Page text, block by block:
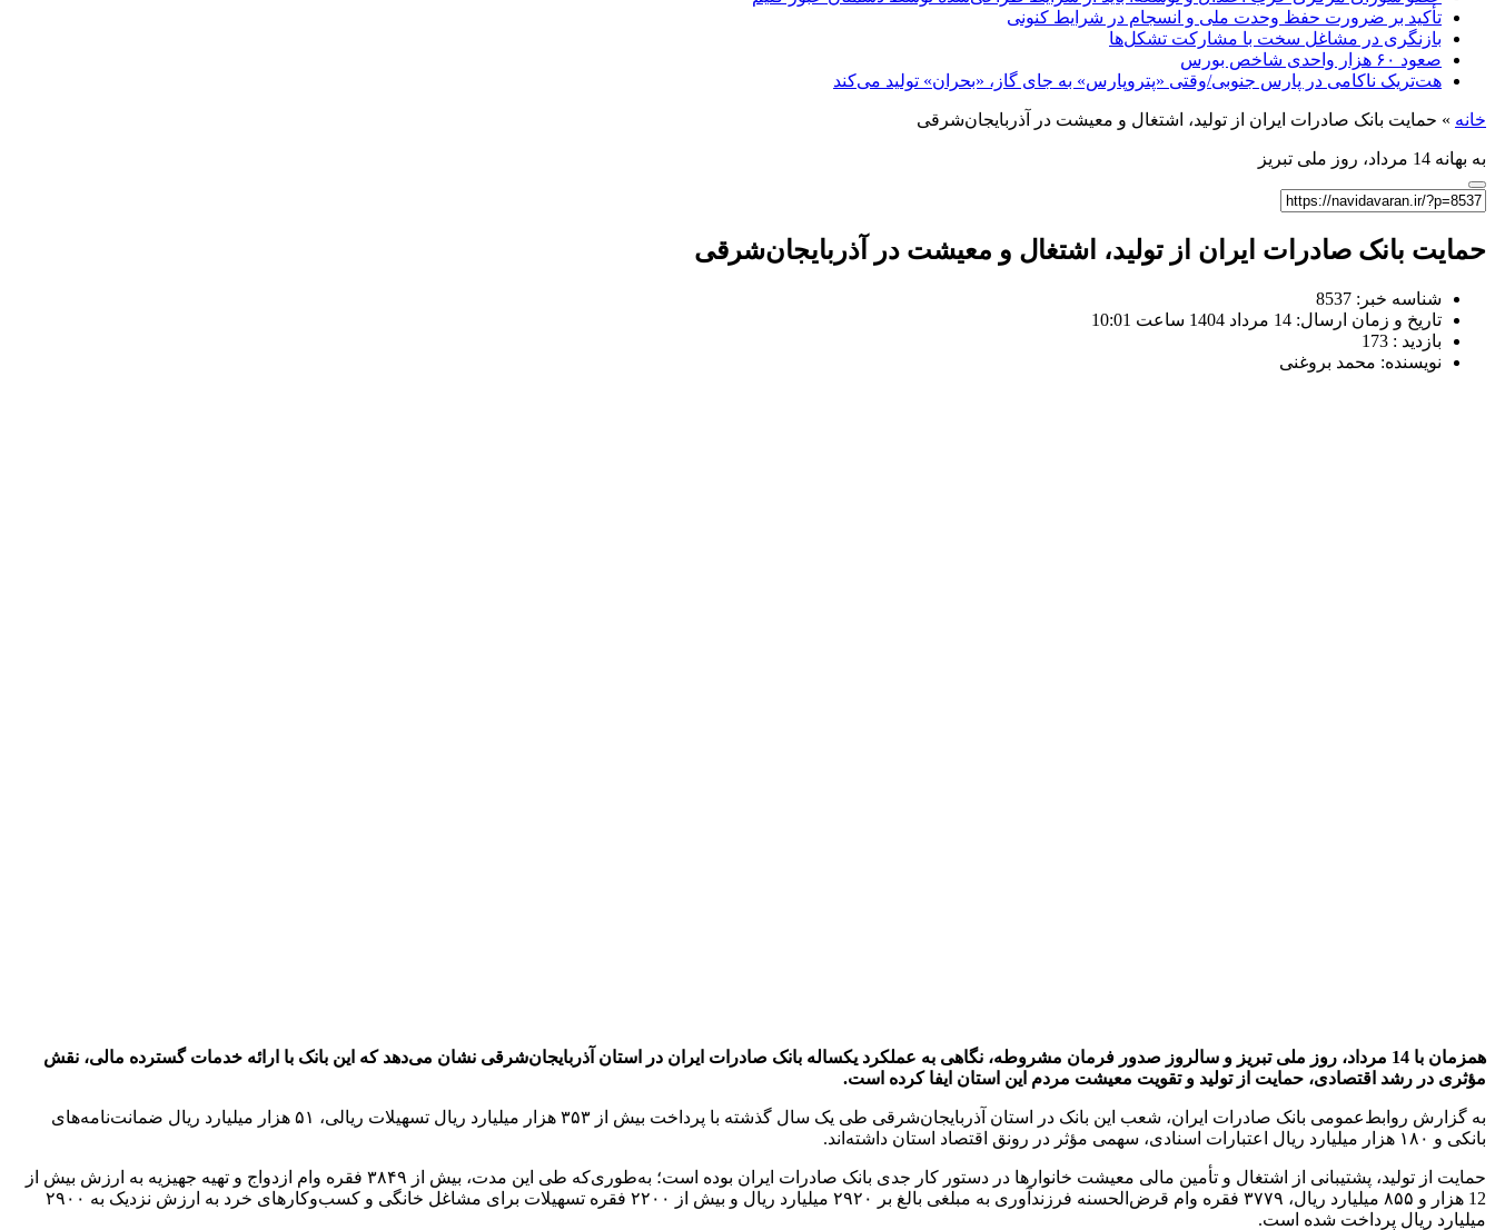
تأکید بر ضرورت حفظ وحدت ملی و انسجام در شرایط کنونی
بازنگری در مشاغل سخت با مشارکت تشکل‌ها
صعود ۶۰ هزار واحدی شاخص بورس
هت‌تریک ناکامی در پارس جنوبی/وقتی «پتروپارس» به جای گاز، «بحران» تولید می‌کند
خانه » حمایت بانک صادرات ایران از تولید، اشتغال و معیشت در آذربایجان‌شرقی
به بهانه 14 مرداد، روز ملی تبریز
حمایت بانک صادرات ایران از تولید، اشتغال و معیشت در آذربایجان‌شرقی
شناسه خبر: 8537
تاریخ و زمان ارسال: 14 مرداد 1404 ساعت 10:01
بازدید : 173
نویسنده: محمد بروغنی
​همزمان با 14 مرداد، روز ملی تبریز و سالروز صدور فرمان مشروطه، نگاهی به عملکرد یکساله بانک صادرات ایران در استان آذربایجان‌شرقی نشان می‌دهد که این بانک با ارائه خدمات گسترده مالی، نقش
مؤثری در رشد اقتصادی، حمایت از تولید و تقویت معیشت مردم این استان ایفا کرده است.
به گزارش روابط‌عمومی بانک صادرات ایران، شعب این بانک در استان آذربایجان‌شرقی طی یک سال گذشته با پرداخت بیش از ۳۵۳ هزار میلیارد ریال تسهیلات ریالی، ۵۱ هزار میلیارد ریال ضمانت‌نامه‌های
بانکی و ۱۸۰ هزار میلیارد ریال اعتبارات اسنادی، سهمی مؤثر در رونق اقتصاد استان داشته‌اند.
حمایت از تولید، پشتیبانی از اشتغال و تأمین مالی معیشت خانوارها در دستور کار جدی بانک صادرات ایران بوده است؛ به‌طوری‌که طی این مدت، بیش از ۳۸۴۹ فقره وام ازدواج و تهیه جهیزیه به ارزش بیش از
12 هزار و ۸۵۵ میلیارد ریال، ۳۷۷۹ فقره وام قرض‌الحسنه فرزندآوری به مبلغی بالغ بر ۲۹۲۰ میلیارد ریال و بیش از ۲۲۰۰ فقره تسهیلات برای مشاغل خانگی و کسب‌و‌کارهای خرد به ارزش نزدیک به ۲۹۰۰
میلیارد ریال پرداخت شده است.